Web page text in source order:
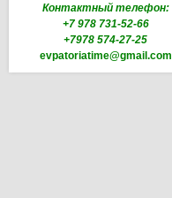
Контактный телефон:
+7 978 731-52-66
+7978 574-27-25
evpatoriatime@gmail.com